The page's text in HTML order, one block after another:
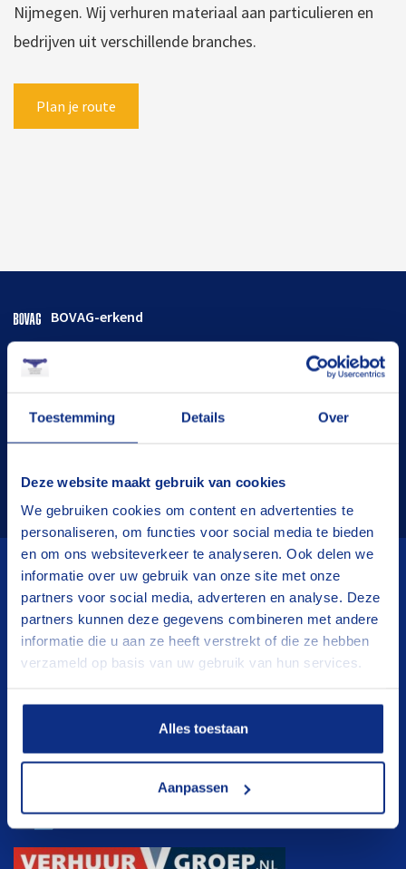
Toestemming Details Over
Deze website maakt gebruik van cookies
We gebruiken cookies om content en advertenties te
personaliseren, om functies voor social media te bieden
en om ons websiteverkeer te analyseren. Ook delen we
informatie over uw gebruik van onze site met onze
partners voor social media, adverteren en analyse. Deze
partners kunnen deze gegevens combineren met andere
informatie die u aan ze heeft verstrekt of die ze hebben
verzameld op basis van uw gebruik van hun services.
Alles toestaan
Aanpassen
Nijmegen. Wij verhuren materiaal aan particulieren en
bedrijven uit verschillende branches.
Plan je route
BOVAG-erkend
De juiste oplossing
Tevreden klanten
Wij verhuren
Aanhangwagens
Hoogwerkers
Klanten registratie
Klanten registratie